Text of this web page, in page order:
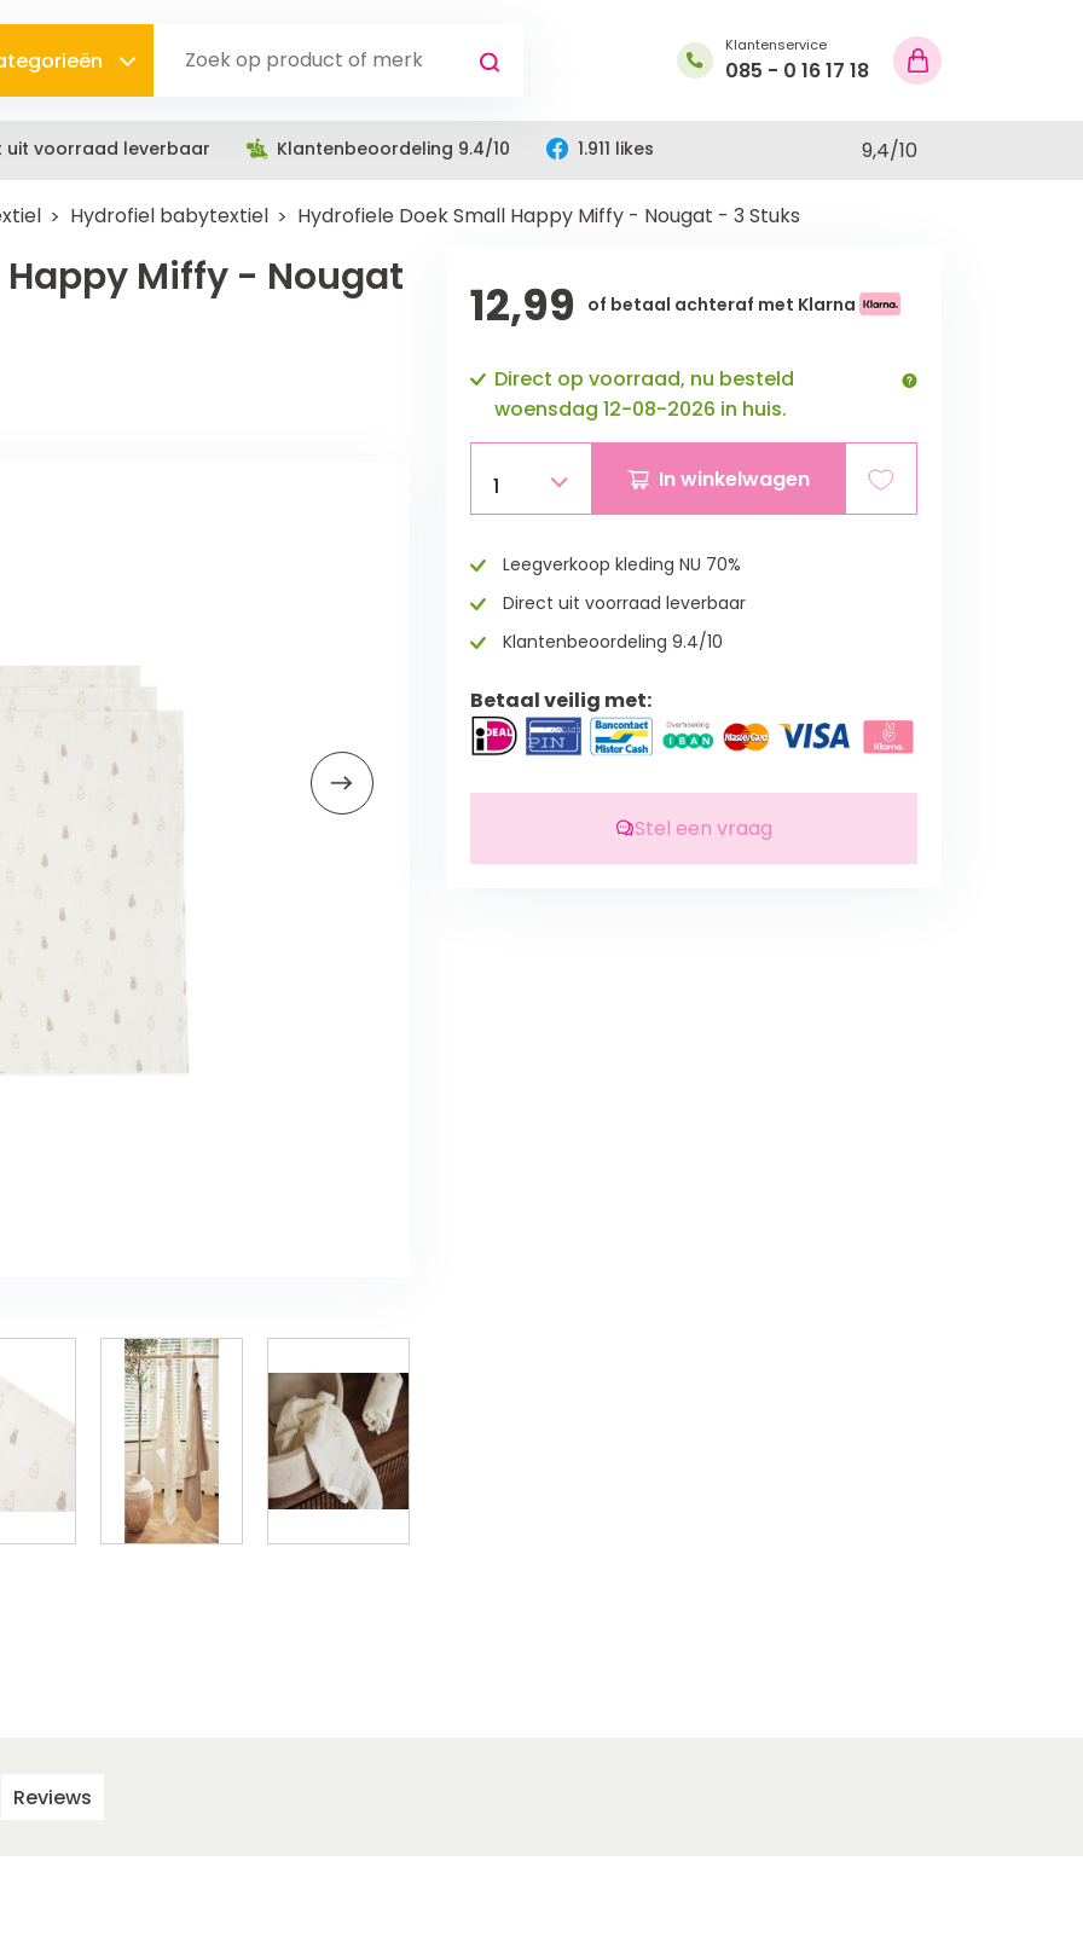
Klantenservice
085 - 0 16 17 18
uit voorraad leverbaar Klantenbeoordeling 9.4/10 1.911 likes 9,4/10
Hydrofiel babytextiel Hydrofiele Doek Small Happy Miffy - Nougat - 3 Stuks
Miffy - Nougat 12,99 of betaal achteraf met Klarna
Direct op voorraad, nu besteld
woensdag 12-08-2026 in huis.
1 In winkelwagen
Leegverkoop kleding NU 70%
Direct uit voorraad leverbaar
Klantenbeoordeling 9.4/10
Betaal veilig met:
Stel een vraag
Reviews